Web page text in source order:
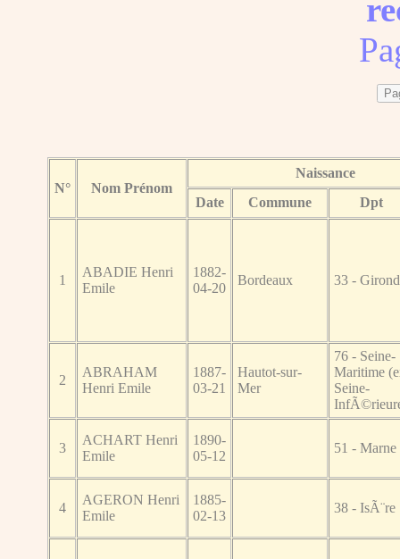
N° Nom Prénom
Naissance
Date
Commune Dpt
1
ABADIE Henri
Emile
1882-
04-20
Bordeaux 33 -
2
ABRAHAM
Henri Emile
1887-
03-21
Hautot-sur-
Mer
76 - Seine-
Maritime
Seine-
3
ACHART Henri
Emile
1890-
05-12
51 - Marne
4
AGERON Henri
Emile
1885-
02-13
38 - IsÃ¨re